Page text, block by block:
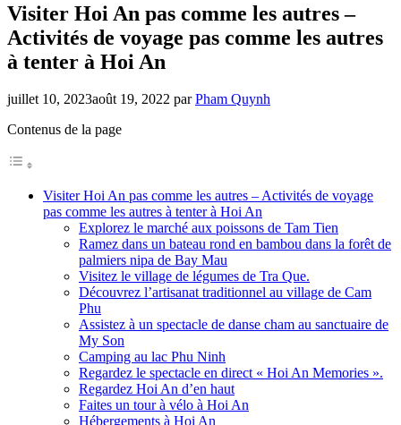
Visiter Hoi An pas comme les autres –
Activités de voyage pas comme les autres
à tenter à Hoi An
juillet 10, 2023août 19, 2022 parPham Quynh
Contenus de la page
Visiter Hoi An pas comme les autres – Activités de voyage
pas comme les autres à tenter à Hoi An
Explorez le marché aux poissons de Tam Tien
Ramez dans un bateau rond en bambou dans la forêt de
palmiers nipa de Bay Mau
Visitez le village de légumes de Tra Que.
Découvrez l’artisanat traditionnel au village de Cam
Phu
Assistez à un spectacle de danse cham au sanctuaire de
My Son
Camping au lac Phu Ninh
Regardez le spectacle en direct « Hoi An Memories ».
Regardez Hoi An d’en haut
Faites un tour à vélo à Hoi An
Hébergements à Hoi An